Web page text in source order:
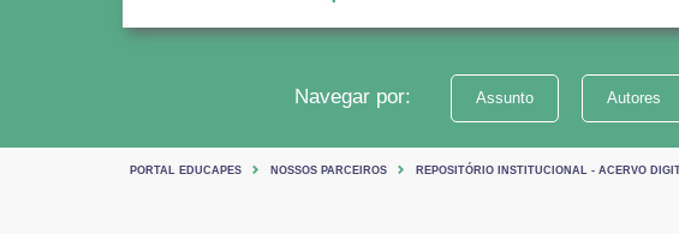
Navegar por: Assunto Autores
PORTAL EDUCAPES NOSSOS PARCEIROS REPOSITÓRIO INSTITUCIONAL - ACERVO